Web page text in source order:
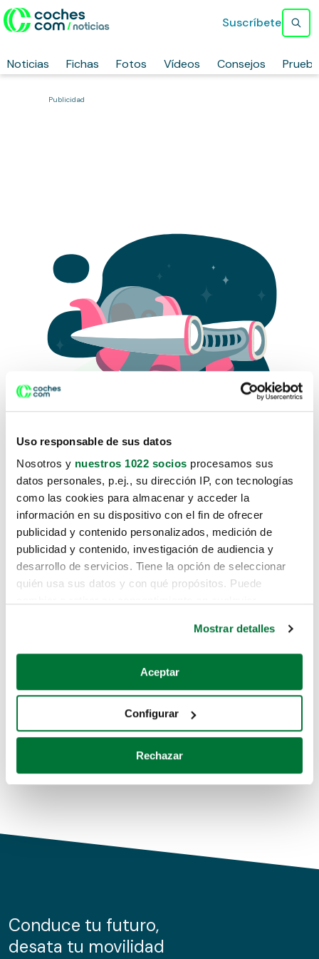
Uso responsable de sus datos
Nosotros y nuestros 1022 socios procesamos sus
datos personales, p.ej., su dirección IP, con tecnologías
como las cookies para almacenar y acceder la
información en su dispositivo con el fin de ofrecer
publicidad y contenido personalizados, medición de
publicidad y contenido, investigación de audiencia y
desarrollo de servicios. Tiene la opción de seleccionar
quién usa sus datos y con qué propósitos. Puede
Si lo permite, también quisiéramos:
Recopilar información sobre su ubicación geográfica
Identificar su dispositivo analizándolo activamente
para buscar características específicas (huellas
Obtenga más información sobre cómo se procesan sus
de cookies.
información sobre el uso que haga del sitio web con
nuestros partners de redes sociales, publicidad y análisis
Mostrar detalles
Aceptar
Configurar
Rechazar
Noticias Fichas Fotos Vídeos Consejos
Suscríbete
Publicidad
Lo sentimos, no sabemos como
te hemos traido hasta aquí.
Pero puedes encontrar el coche que estás
buscando en alguno de estos enlaces:
Coches de segunda mano
Coches de km0
Conduce tu futuro,
desata tu movilidad